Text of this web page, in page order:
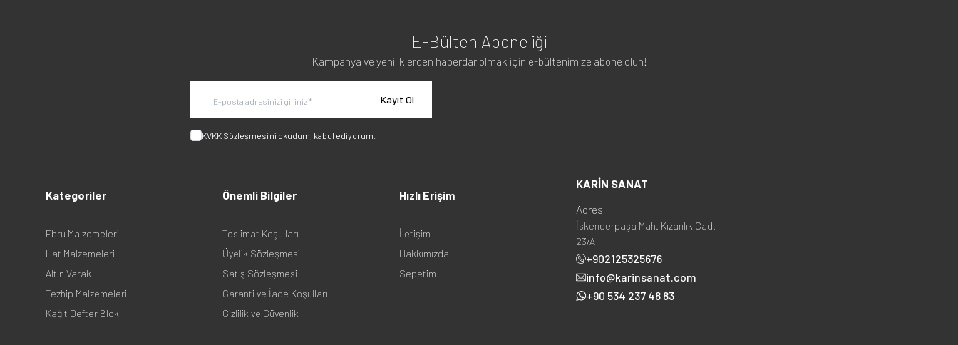
E-Bülten Aboneliği
Kampanya ve yeniliklerden haberdar olmak için e-bültenimize abone olun!
Kayıt Ol
KVKK Sözleşmesi'ni okudum, kabul ediyorum.
Kategoriler
Ebru Malzemeleri
Hat Malzemeleri
Altın Varak
Tezhip Malzemeleri
Kağıt Defter Blok
Önemli Bilgiler
Teslimat Koşulları
Üyelik Sözleşmesi
Satış Sözleşmesi
Garanti ve İade Koşulları
Gizlilik ve Güvenlik
Hızlı Erişim
İletişim
Hakkımızda
Sepetim
KARİN SANAT
Adres
İskenderpaşa Mah. Kızanlık Cad.
23/A
+902125325676
info@karinsanat.com
+90 534 237 48 83